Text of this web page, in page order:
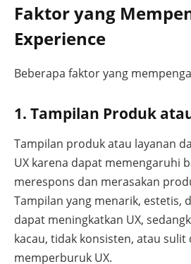
Faktor yang
Experience
Beberapa faktor yang
1. Tampilan Produk
Tampilan produk atau layanan
UX karena dapat memengaruhi
merespons dan merasakan
Tampilan yang menarik, estetis,
dapat meningkatkan UX,
kacau, tidak konsisten, atau
memperburuk UX.